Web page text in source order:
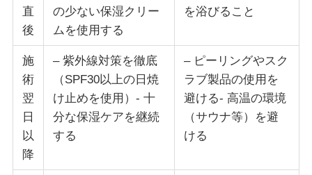
直
後
の少ない保湿クリー
ムを使用する
を浴びること
施
術
翌
日
以
降
– 紫外線対策を徹底
（SPF30以上の日焼
け止めを使用）- 十
分な保湿ケアを継続
する
– ピーリングやスク
ラブ製品の使用を
避ける- 高温の環境
（サウナ等）を避
ける